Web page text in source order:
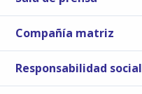
Compañía matriz
Responsabilidad social